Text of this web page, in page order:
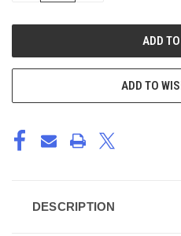
ADD TO
DESCRIPTION